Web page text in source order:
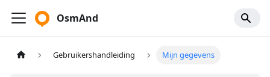
OsmAnd
Gebruikershandleiding Mijn gegevens